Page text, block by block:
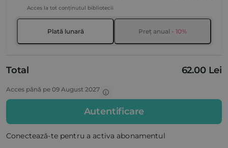
Acces la tot conținutul bibliotecii
Plată lunară Preț anual - 10%
Total 62.00 Lei
Acces până pe 09 August 2027
Autentificare
Conectează-te pentru a activa abonamentul